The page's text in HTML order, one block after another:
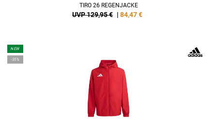
TIRO 26 REGENJACKE
UVP 129,95 € | 84,47€
NEW
-35%